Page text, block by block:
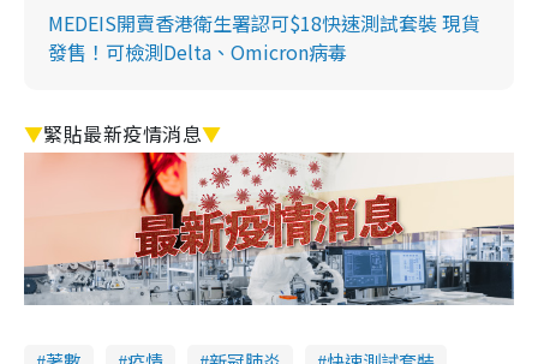
MEDEIS開賣香港衛生署認可$18快速測試套裝 現貨
發售！可檢測Delta、Omicron病毒
▼緊貼最新疫情消息▼